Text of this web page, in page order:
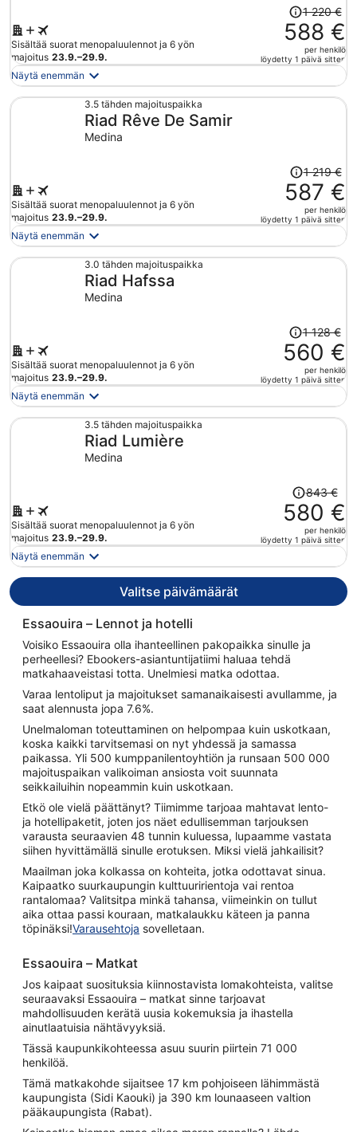
Sisältää suorat menopaluulennot ja 6 yön
majoitus 23.9.–29.9.
Hinta
oli
1 220 €,
hinta
nyt
1 220 €
588 €
per henkilö
löydetty 1 päivä sitten
Näytä enemmän
3.5 tähden majoituspaikka
Riad Rêve De Samir
Medina
Sisältää suorat menopaluulennot ja 6 yön
majoitus 23.9.–29.9.
Hinta
oli
1 219 €,
hinta
nyt
1 219 €
587 €
per henkilö
löydetty 1 päivä sitten
Näytä enemmän
3.0 tähden majoituspaikka
Riad Hafssa
Medina
Sisältää suorat menopaluulennot ja 6 yön
majoitus 23.9.–29.9.
Hinta
oli
1 128 €,
hinta
nyt
1 128 €
560 €
per henkilö
löydetty 1 päivä sitten
Näytä enemmän
3.5 tähden majoituspaikka
Riad Lumière
Medina
Sisältää suorat menopaluulennot ja 6 yön
majoitus 23.9.–29.9.
Hinta
oli
843 €,
hinta
nyt
843 €
580 €
per henkilö
löydetty 1 päivä sitten
Näytä enemmän
Valitse päivämäärät
Essaouira – Lennot ja hotelli
Voisiko Essaouira olla ihanteellinen pakopaikka sinulle ja
perheellesi? Ebookers-asiantuntijatiimi haluaa tehdä
matkahaaveistasi totta. Unelmiesi matka odottaa.
Varaa lentoliput ja majoitukset samanaikaisesti avullamme, ja
saat alennusta jopa 7.6%.
Unelmaloman toteuttaminen on helpompaa kuin uskotkaan,
koska kaikki tarvitsemasi on nyt yhdessä ja samassa
paikassa. Yli 500 kumppanilentoyhtiön ja runsaan 500 000
majoituspaikan valikoiman ansiosta voit suunnata
seikkailuihin nopeammin kuin uskotkaan.
Etkö ole vielä päättänyt? Tiimimme tarjoaa mahtavat lento-
ja hotellipaketit, joten jos näet edullisemman tarjouksen
varausta seuraavien 48 tunnin kuluessa, lupaamme vastata
siihen hyvittämällä sinulle erotuksen. Miksi vielä jahkailisit?
Maailman joka kolkassa on kohteita, jotka odottavat sinua.
Kaipaatko suurkaupungin kulttuuririentoja vai rentoa
rantalomaa? Valitsitpa minkä tahansa, viimeinkin on tullut
aika ottaa passi kouraan, matkalaukku käteen ja panna
töpinäksi!Varausehtoja sovelletaan.
Essaouira – Matkat
Jos kaipaat suosituksia kiinnostavista lomakohteista, valitse
seuraavaksi Essaouira – matkat sinne tarjoavat
mahdollisuuden kerätä uusia kokemuksia ja ihastella
ainutlaatuisia nähtävyyksiä.
Tässä kaupunkikohteessa asuu suurin piirtein 71 000
henkilöä.
Tämä matkakohde sijaitsee 17 km pohjoiseen lähimmästä
kaupungista (Sidi Kaouki) ja 390 km lounaaseen valtion
pääkaupungista (Rabat).